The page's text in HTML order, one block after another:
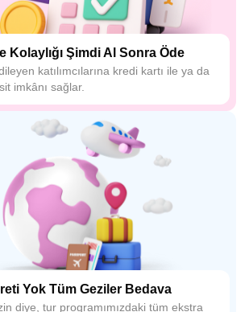
Kolaylığı Şimdi Al Sonra Öde
katılımcılarına kredi kartı ile ya da
imkânı sağlar.
Yok Tüm Geziler Bedava
diye, tur programımızdaki tüm ekstra